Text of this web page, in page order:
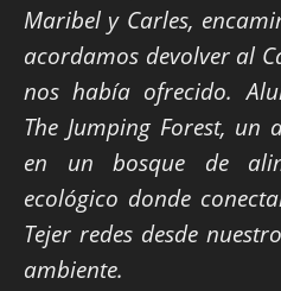
Maribel y Carles,
acordamos devolver al
nos había ofrecido.
The Jumping Forest, un
en un bosque de
ecológico donde
Tejer redes desde
ambiente.